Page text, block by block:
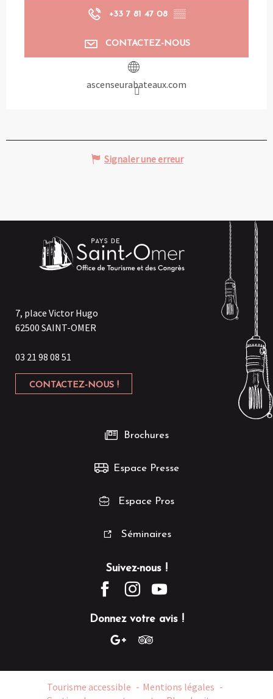
+33 7 81 47 08 ▒▒
CONTACTEZ-NOUS
ascenseurabateaux.com
Signaler une erreur
7, place Victor Hugo
62500 SAINT-OMER
03 21 98 08 51
CONTACTEZ-NOUS !
Suivez-nous !
Donnez votre avis !
Brochures
Espace Presse
Espace Pros
Séminaires
Tourisme accessible
Mentions légales